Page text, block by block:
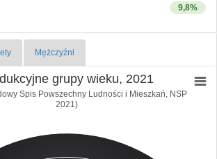
9,8%
Mężczyźni
grupy wieku, 2021
Spis Powszechny Ludności i Mieszkań, NSP
2021)